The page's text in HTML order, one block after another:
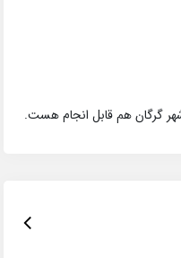
گرگان هم قابل انجام هست‌.